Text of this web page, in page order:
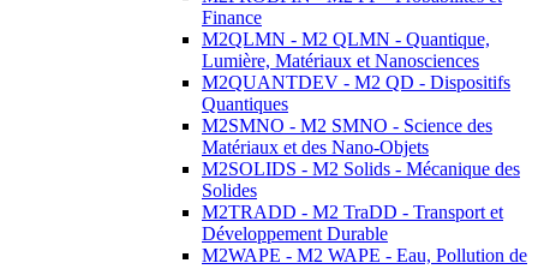
Finance
M2QLMN - M2 QLMN - Quantique,
Lumière, Matériaux et Nanosciences
M2QUANTDEV - M2 QD - Dispositifs
Quantiques
M2SMNO - M2 SMNO - Science des
Matériaux et des Nano-Objets
M2SOLIDS - M2 Solids - Mécanique des
Solides
M2TRADD - M2 TraDD - Transport et
Développement Durable
M2WAPE - M2 WAPE - Eau, Pollution de